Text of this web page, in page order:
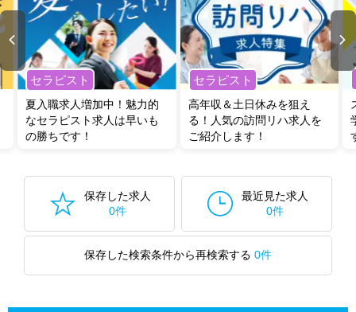
セラピスト
夏入職求人増加中！魅力的
なセラピスト求人は早いも
の勝ちです！
セラピスト
高年収＆土日休みを狙え
る！人気の訪問リハ求人を
ご紹介します！
保存した求人
0件
最近見た求人
0件
保存した検索条件から再検索する 0件